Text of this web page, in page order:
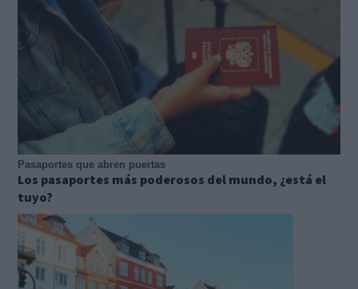
Pasaportes que abren puertas
Los pasaportes más poderosos del mundo, ¿está el
tuyo?